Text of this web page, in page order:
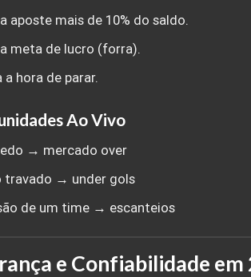
aposte mais de 10% do saldo.
meta de lucro (forra).
a hora de parar.
Ao Vivo
→ mercado over
travado → under gols
de um time → escanteios
e Confiabilidade em